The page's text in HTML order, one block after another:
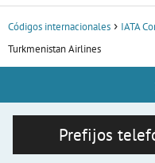
Códigos internacionales IATA
Turkmenistan Airlines
Prefijos